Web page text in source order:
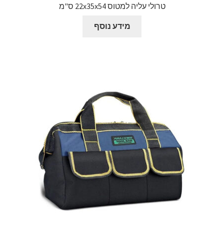
טרולי עליה למטוס 22x35x54 ס"מ
מידע נוסף